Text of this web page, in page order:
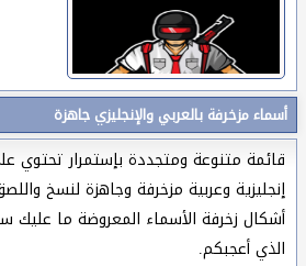
أسماء مزخرفة بالعربي والإنجليزي جاهزة
قائمة متنوعة ومتجددة بإستمرار تحتوي
إنجليزية وعربية مزخرفة وجاهزة لنسخ
أشكال زخرفة الأسماء المعروضة ما
الذي أعجبكم.